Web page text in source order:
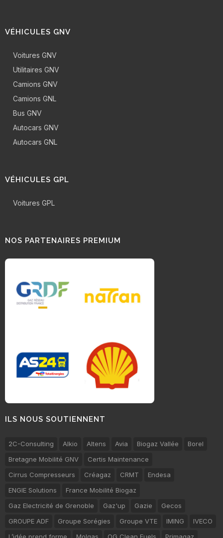
VÉHICULES GNV
Voitures GNV
Utilitaires GNV
Camions GNV
Camions GNL
Bus GNV
Autocars GNV
Autocars GNL
VÉHICULES GPL
Voitures GPL
NOS PARTENAIRES PREMIUM
ILS NOUS SOUTIENNENT
2C-Consulting Alkio Altens Avia Biogaz Vallée
Borel
Bretagne Mobilité GNV
Certis Maintenance
Cirrus Compresseurs
Créagaz CRMT
Endesa
ENGIE Solutions
France Mobilité Biogaz
Gaz Electricité de Grenoble
Gaz'up Gazie
Gecos
GROUPE ADF
Groupe Sorégies Groupe VTE IMING
IVECO
L’idée prend forme
Molgas OG Clean Fuels Primagaz